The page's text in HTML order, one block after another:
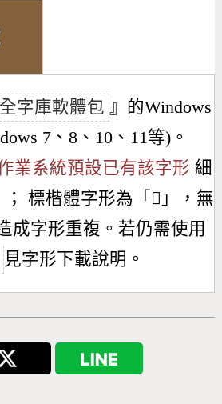
全字庫軟體包 』的Windows
7、8、10、11等)。
業系統預設已有該字形 細
； 標楷體字形為「 𣁝 」，無
成字形重複。若仍需使用
見字形下載說明。